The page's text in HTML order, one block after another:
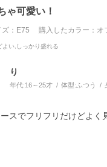
ゃ可愛い！
ズ：E75 購入したカラー：オ
よい,しっかり盛れる
り
年代:16～25才 体型: ふつう
スでフリフリだけどよく